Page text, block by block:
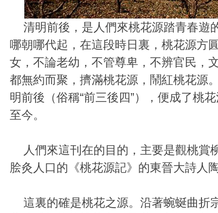
清明前後，是人們來桃花源踏青春遊
哪朝哪代起，在這段時日裏，桃花源方
女，不論老幼，不管尊卑，不辨官民，
都無約而聚，擠滿桃花源，鬧紅桃花源
明前後（俗稱“前三後四”），便成了桃
至今。
人們來這刊在的目的，主要是觀桃賞
脍灸人口的《桃花源記》的東晉大詩人
這裏的確是桃花之源。沿著蜿蜒曲折